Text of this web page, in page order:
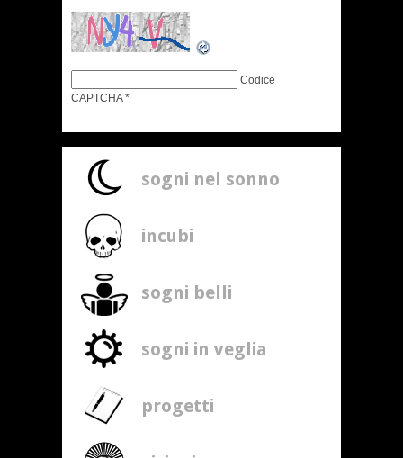
Codice
CAPTCHA*
sogni nel sonno
incubi
sogni belli
sogni in veglia
progetti